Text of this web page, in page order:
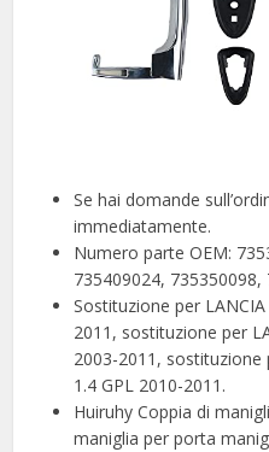
Se hai domande
immediatamente.
Numero parte OEM:
735409024,
Sostituzione per
2011, sostituzione per
2003-2011, sostituzione
1.4 GPL 2010-2011.
Huiruhy Coppia di
maniglia per porta